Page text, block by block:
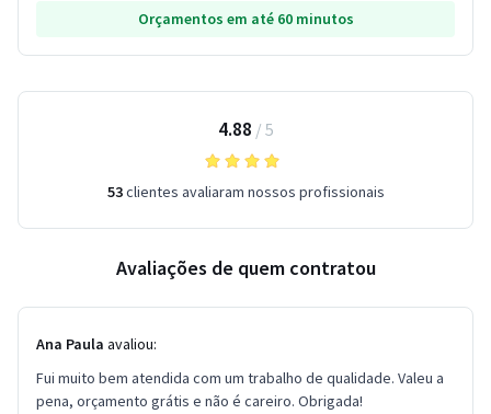
Orçamentos em até 60 minutos
4.88 / 5
53clientes avaliaram nossos profissionais
Avaliações de quem contratou
Ana Paula avaliou:
Fui muito bem atendida com um trabalho de qualidade. Valeu a
pena, orçamento grátis e não é careiro. Obrigada!